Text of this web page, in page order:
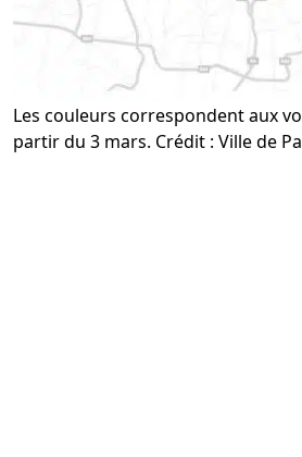
Les couleurs correspondent aux
partir du 3 mars. Crédit : Ville de